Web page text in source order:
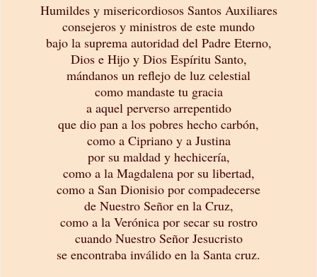
Humildes y misericordiosos Santos Auxiliares
consejeros y ministros de este mundo
bajo la suprema autoridad del Padre Eterno,
Dios e Hijo y Dios Espíritu Santo,
mándanos un reflejo de luz celestial
como mandaste tu gracia
a aquel perverso arrepentido
que dio pan a los pobres hecho carbón,
como a Cipriano y a Justina
por su maldad y hechicería,
como a la Magdalena por su libertad,
como a San Dionisio por compadecerse
de Nuestro Señor en la Cruz,
como a la Verónica por secar su rostro
cuando Nuestro Señor Jesucristo
se encontraba inválido en la Santa cruz.